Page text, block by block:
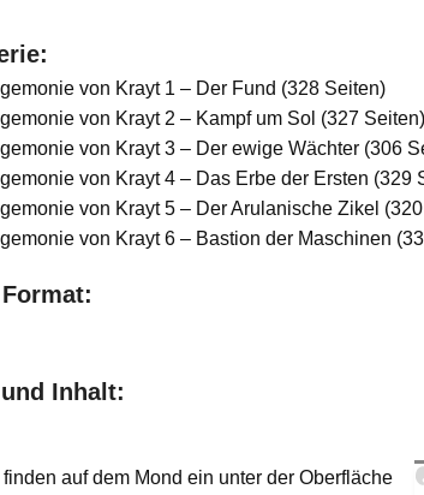
von Krayt 1 – Der Fund (328 Seiten)
von Krayt 2 – Kampf um Sol (327 Seiten)
von Krayt 3 – Der ewige Wächter (306
von Krayt 4 – Das Erbe der Ersten (329
von Krayt 5 – Der Arulanische Zikel
von Krayt 6 – Bastion der Maschinen
Inhalt:
auf dem Mond ein unter der Oberfläche